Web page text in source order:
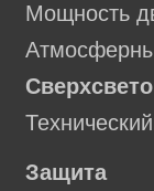
Мощность
Защита